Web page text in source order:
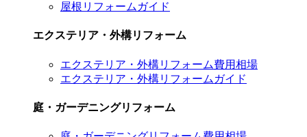
屋根リフォームガイド
エクステリア・外構リフォーム
エクステリア・外構リフォーム費用相場
エクステリア・外構リフォームガイド
庭・ガーデニングリフォーム